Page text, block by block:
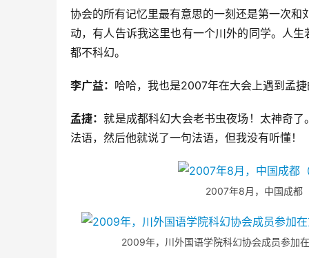
协会的所有记忆里最有意思的一刻还是第一次
动，有人告诉我这里也有一个川外的同学。人
都不科幻。
李广益： 哈哈，我也是2007年在大会上遇到孟
孟捷：就是成都科幻大会老书虫夜场！太神奇
法语，然后他就说了一句法语，但我没有听懂！
2007年8月，中国成都
2009年，川外国语学院科幻协会成员参加